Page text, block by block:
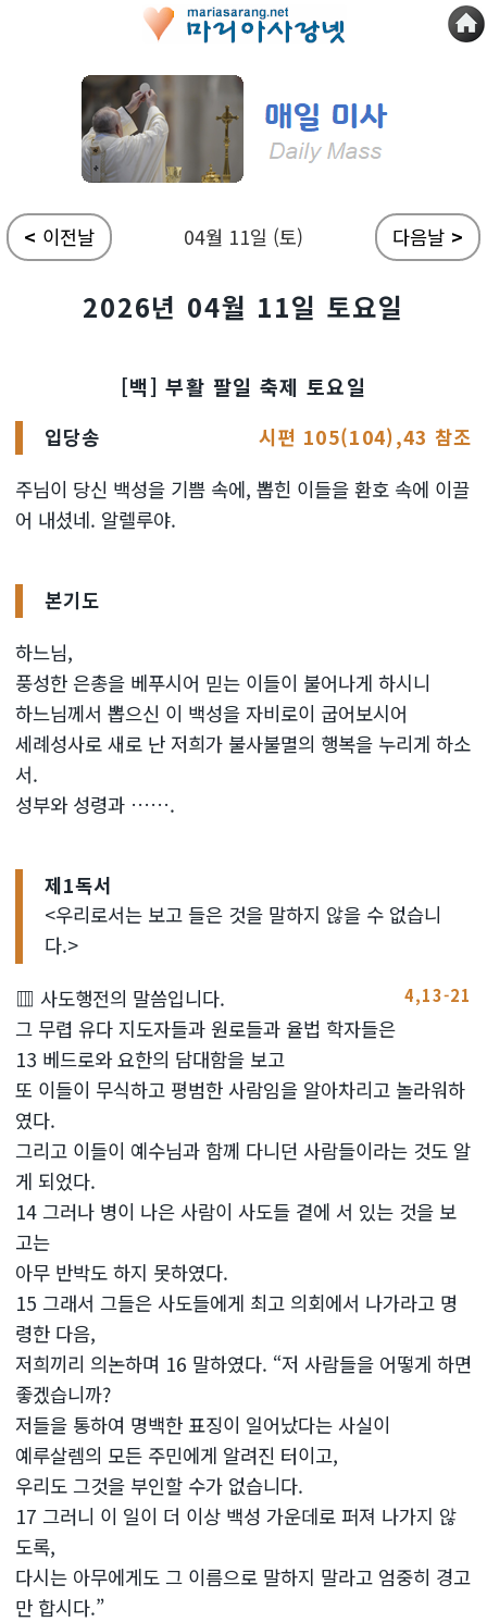
< 이전날 04월 11일 (토) 다음날 >
2026년 04월 11일 토요일
[백] 부활 팔일 축제 토요일
입당송
시편 105(104),43 참조
주님이 당신 백성을 기쁨 속에, 뽑힌 이들을 환호 속에 이끌
어 내셨네. 알렐루야.
본기도
하느님,
풍성한 은총을 베푸시어 믿는 이들이 불어나게 하시니
하느님께서 뽑으신 이 백성을 자비로이 굽어보시어
세례성사로 새로 난 저희가 불사불멸의 행복을 누리게 하소
서.
성부와 성령과 …….
제1독서
<우리로서는 보고 들은 것을 말하지 않을 수 없습니
다.>
▥ 사도행전의 말씀입니다.
4,13-21
그 무렵 유다 지도자들과 원로들과 율법 학자들은
13 베드로와 요한의 담대함을 보고
또 이들이 무식하고 평범한 사람임을 알아차리고 놀라워하
였다.
그리고 이들이 예수님과 함께 다니던 사람들이라는 것도 알
게 되었다.
14 그러나 병이 나은 사람이 사도들 곁에 서 있는 것을 보
고는
아무 반박도 하지 못하였다.
15 그래서 그들은 사도들에게 최고 의회에서 나가라고 명
령한 다음,
저희끼리 의논하며 16 말하였다. “저 사람들을 어떻게 하면
좋겠습니까?
저들을 통하여 명백한 표징이 일어났다는 사실이
예루살렘의 모든 주민에게 알려진 터이고,
우리도 그것을 부인할 수가 없습니다.
17 그러니 이 일이 더 이상 백성 가운데로 퍼져 나가지 않
도록,
다시는 아무에게도 그 이름으로 말하지 말라고 엄중히 경고
만 합시다.”